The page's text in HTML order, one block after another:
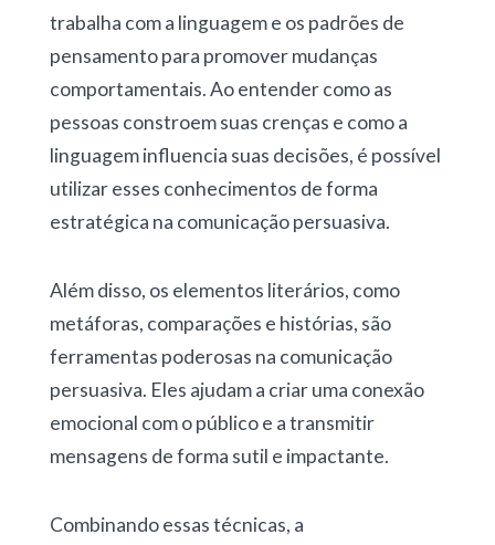
trabalha com a linguagem e os padrões de
pensamento para promover mudanças
comportamentais. Ao entender como as
pessoas constroem suas crenças e como a
linguagem influencia suas decisões, é possível
utilizar esses conhecimentos de forma
estratégica na comunicação persuasiva.
Além disso, os elementos literários, como
metáforas, comparações e histórias, são
ferramentas poderosas na comunicação
persuasiva. Eles ajudam a criar uma conexão
emocional com o público e a transmitir
mensagens de forma sutil e impactante.
Combinando essas técnicas, a